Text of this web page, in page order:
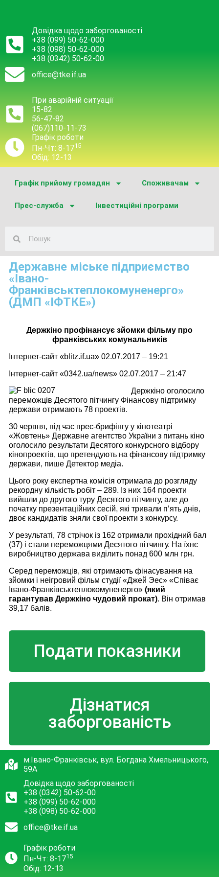
Довідка щодо заборгованості
+38 (099) 50-62-000
+38 (098) 50-62-000
+38 (0342) 50-62-00
office@tke.if.ua
При аварійній ситуації
15-82
56-47-82
(067)110-11-73
Графік роботи
Пн-Чт: 8-1715
Обід: 12-13
Графік прийому громадян Споживачам
Прес-служба Інвестиційні програми
Державне міське підприємство
«Івано-
Франківськтеплокомуненерго»
(ДМП «ІФТКЕ»)
Держкіно профінансує зйомки фільму про
франківських комунальників
Інтернет-сайт «blitz.if.ua» 02.07.2017 – 19:21
Інтернет-сайт «0342.ua/news» 02.07.2017 – 21:47
Держкіно оголосило
переможців Десятого пітчингу Фінансову підтримку
держави отримають 78 проектів.
30 червня, під час прес-брифінгу у кінотеатрі
«Жовтень» Державне агентство України з питань кіно
оголосило результати Десятого конкурсного відбору
кінопроектів, що претендують на фінансову підтримку
держави, пише Детектор медіа.
Цього року експертна комісія отримала до розгляду
рекордну кількість робіт – 289. Із них 164 проекти
вийшли до другого туру Десятого пітчингу, але до
початку презентаційних сесій, які тривали п’ять днів,
двоє кандидатів зняли свої проекти з конкурсу.
У результаті, 78 стрічок із 162 отримали прохідний бал
(37) і стали переможцями Десятого пітчингу. На їхнє
виробництво держава виділить понад 600 млн грн.
Серед переможців, які отримають фінасування на
зйомки і неігровий фільм студії «Джей Эес» «Співає
Івано-Франківськтеплокомуненерго» (який
гарантував Держкіно чудовий прокат). Він отримав
39,17 балів.
Подати показники
Дізнатися
заборгованість
м.Івано-Франківськ, вул. Богдана Хмельницького,
59А
Довідка щодо заборгованості
+38 (0342) 50-62-00
+38 (099) 50-62-000
+38 (098) 50-62-000
office@tke.if.ua
Графік роботи
Пн-Чт: 8-1715
Обід: 12-13